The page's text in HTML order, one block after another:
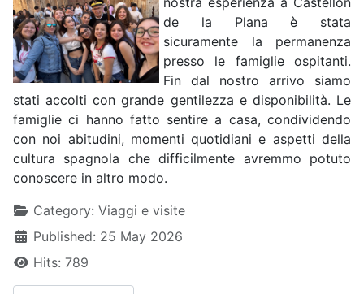
de la Plana è stata
sicuramente la permanenza
presso le famiglie ospitanti.
Fin dal nostro arrivo siamo
stati accolti con grande gentilezza e disponibilità. Le
famiglie ci hanno fatto sentire a casa, condividendo
con noi abitudini, momenti quotidiani e aspetti della
cultura spagnola che difficilmente avremmo potuto
conoscere in altro modo.
DetailsCategory: Viaggi e visite
Published: 25 May 2026
Hits: 789